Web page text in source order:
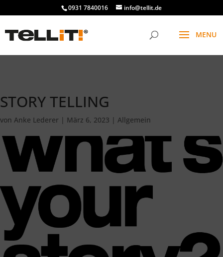
################# SINGLE
0931 7840016 info@tellit.de
STORY TELLING
von Anke Lederer | März 6, 2023 | Allgemein